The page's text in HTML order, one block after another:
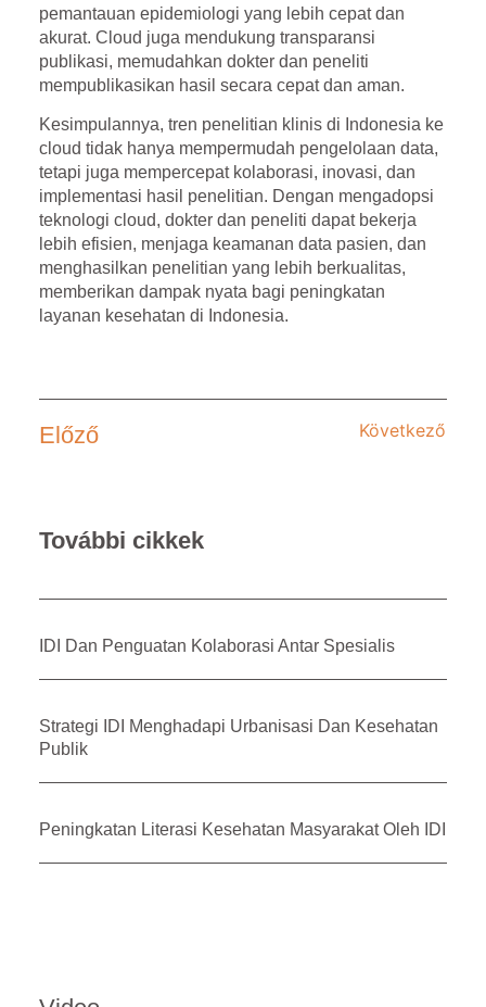
pemantauan epidemiologi yang lebih cepat dan
akurat. Cloud juga mendukung transparansi
publikasi, memudahkan dokter dan peneliti
mempublikasikan hasil secara cepat dan aman.
Kesimpulannya, tren penelitian klinis di Indonesia ke
cloud tidak hanya mempermudah pengelolaan data,
tetapi juga mempercepat kolaborasi, inovasi, dan
implementasi hasil penelitian. Dengan mengadopsi
teknologi cloud, dokter dan peneliti dapat bekerja
lebih efisien, menjaga keamanan data pasien, dan
menghasilkan penelitian yang lebih berkualitas,
memberikan dampak nyata bagi peningkatan
layanan kesehatan di Indonesia.
Előző Következő
További cikkek
IDI Dan Penguatan Kolaborasi Antar Spesialis
Strategi IDI Menghadapi Urbanisasi Dan Kesehatan
Publik
Peningkatan Literasi Kesehatan Masyarakat Oleh IDI